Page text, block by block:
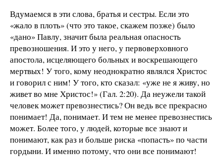
Вдумаемся в эти слова, братья и сестры. Если это
«жало в плоть» (что это такое, скажем позже) было
«дано» Павлу, значит была реальная опасность
превозношения. И это у него, у первоверховного
апостола, исцеляющего больных и воскрешающего
мертвых! У того, кому неоднократно являлся Христос
и говорил с ним! У того, кто сказал: «уже не я живу, но
живет во мне Христос!» (Гал. 2:20). Да неужели такой
человек может превознестись? Он ведь все прекрасно
понимает! Да, понимает. И тем не менее превознестись
может. Более того, у людей, которые все знают и
понимают, как раз и больше риска «попасть» по части
гордыни. И именно потому, что они все понимают!